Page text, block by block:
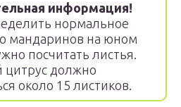
информация!
нормальное
мандаринов на юном
посчитать листья.
цитрус должно
около 15 листиков.